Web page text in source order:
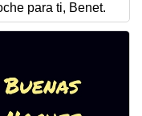
para ti, Benet.